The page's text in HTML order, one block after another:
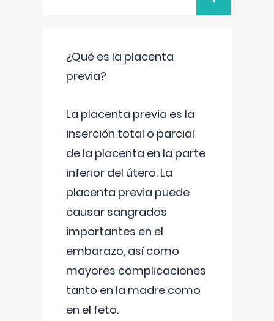
¿Qué es la placenta
previa?
La placenta previa es la
inserción total o parcial
de la placenta en la parte
inferior del útero. La
placenta previa puede
causar sangrados
importantes en el
embarazo, así como
mayores complicaciones
tanto en la madre como
en el feto.